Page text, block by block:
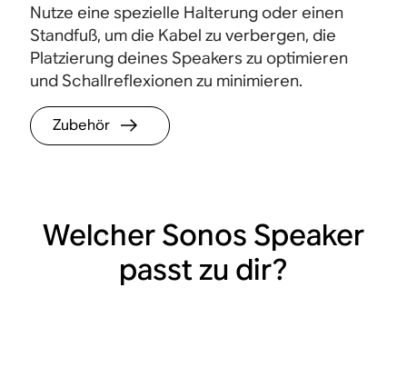
Nutze eine spezielle Halterung oder einen
Standfuß, um die Kabel zu verbergen, die
Platzierung deines Speakers zu optimieren
und Schallreflexionen zu minimieren.
Zubehör
Welcher Sonos Speaker
passt zu dir?